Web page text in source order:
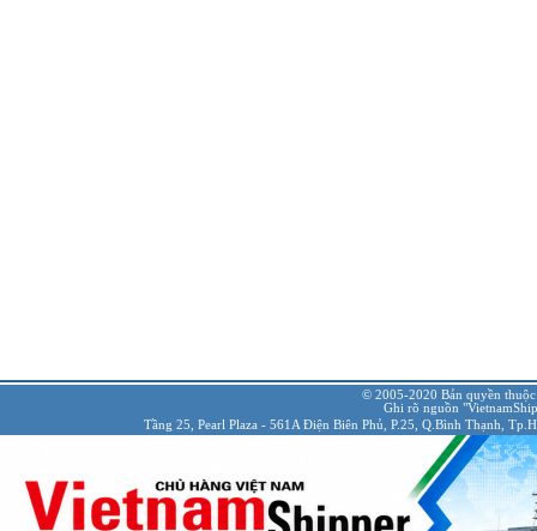
© 2005-2020 Bản quyền
Ghi rõ nguồn
Tầng 25, Pearl Plaza - 561A Điện Biên Phủ, P.25, Q.Bình Thạnh,